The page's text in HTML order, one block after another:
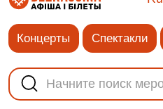
Концерты Спектакли